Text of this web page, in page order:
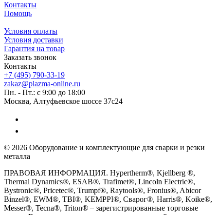
Контакты
Помощь
Условия оплаты
Условия доставки
Гарантия на товар
Заказать звонок
Контакты
+7 (495) 790-33-19
zakaz@plazma-online.ru
Пн. - Пт.: с 9:00 до 18:00
Москва, Алтуфьевское шоссе 37с24
© 2026 Оборудование и комплектующие для сварки и резки
металла
ПРАВОВАЯ ИНФОРМАЦИЯ. Hypertherm®, Kjellberg ®,
Thermal Dynamics®, ESAB®, Trafimet®, Lincoln Electric®,
Bystronic®, Pricetec®, Trumpf®, Raytools®, Fronius®, Abicor
Binzel®, EWM®, TBI®, KEMPPI®, Сварог®, Harris®, Koike®,
Messer®, Tecna®, Triton® – зарегистрированные торговые